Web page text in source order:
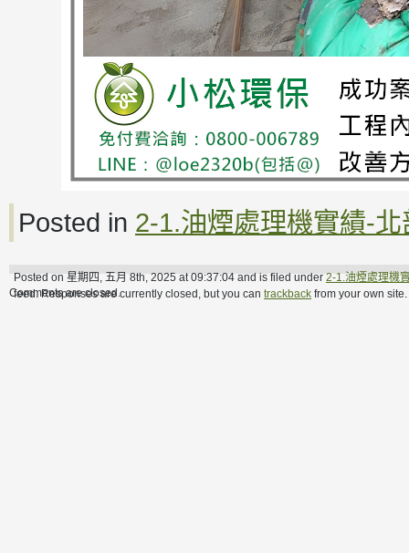
Posted in 2-1.油煙處理機實績-北
Posted on 星期四, 五月 8th, 2025 at 09:37:04 and is filed under 2-1.油煙處理機
feed. Responses are currently closed, but you can trackback from your own site.
Comments are closed.